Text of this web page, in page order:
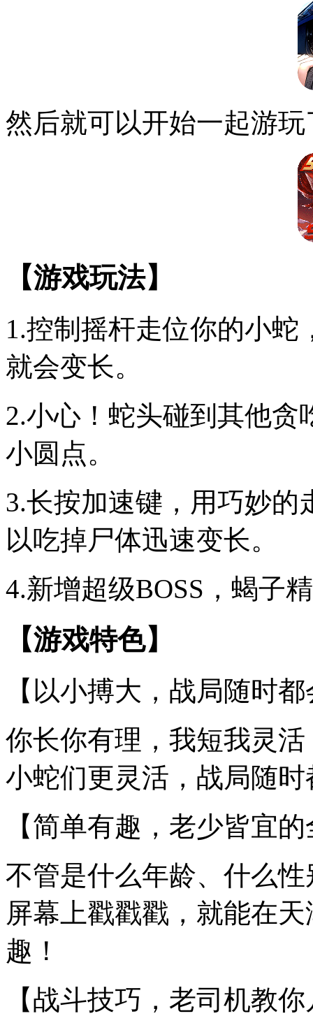
然后就可以开始一起游玩
【游戏玩法】
1.控制摇杆走位你的小
就会变长。
2.小心！蛇头碰到其他
小圆点。
3.长按加速键，用巧妙
以吃掉尸体迅速变长。
4.新增超级BOSS，蝎子
【游戏特色】
【以小搏大，战局随时
你长你有理，我短我灵
小蛇们更灵活，战局随
【简单有趣，老少皆宜
不管是什么年龄、什么
屏幕上戳戳戳，就能在
趣！
【战斗技巧，老司机教